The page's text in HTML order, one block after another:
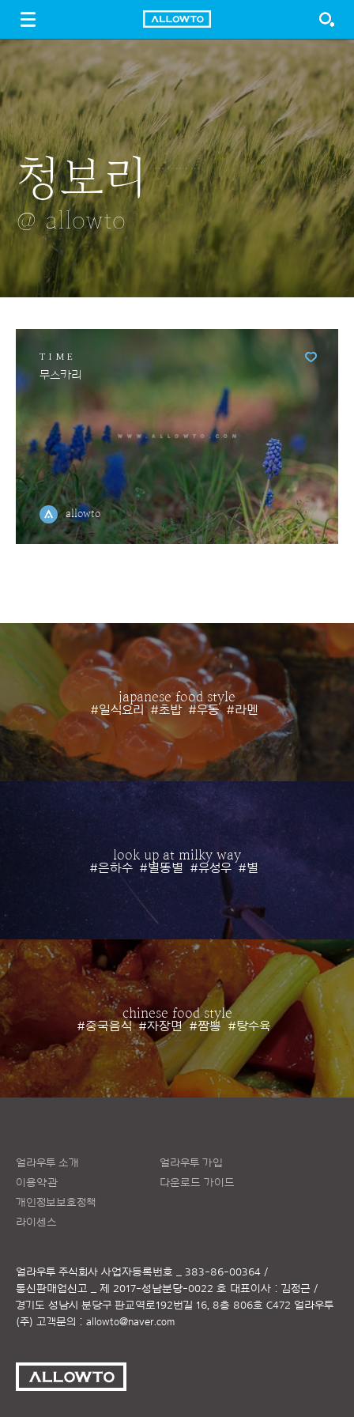
FREE DOWNLOAD GUIDE LOGIN SIGN UP
청보리
@ allowto
서울
@ allowto
아파트
@ allowto
이른 새벽
골프장 표정
@ allowto
아이스크림은
차가워요
@ allowto
TIME
무스카리
allowto
japanese food style
#일식요리 #초밥 #우동 #라멘
look up at milky way
#은하수 #별똥별 #유성우 #별
chinese food style
#중국음식 #자장면 #짬뽕 #탕수육
얼라우투 소개
이용약관
개인정보보호정책
라이센스
얼라우투 가입
다운로드 가이드
얼라우투 주식회사 사업자등록번호 _ 383-86-00364 /
통신판매업신고 _ 제 2017-성남분당-0022 호 대표이사 : 김정근 /
경기도 성남시 분당구 판교역로192번길 16, 8층 806호 C472 얼라우투
(주) 고객문의 : allowto@naver.com